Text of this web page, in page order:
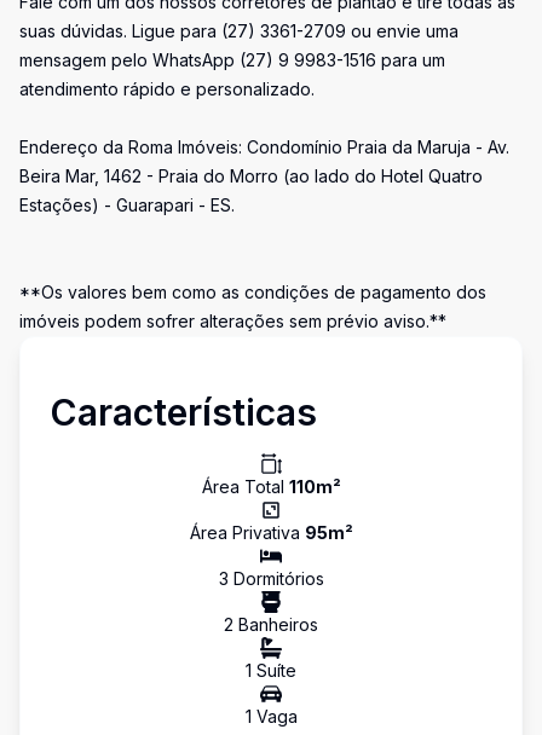
suas dúvidas. Ligue para (27) 3361-2709 ou envie uma
mensagem pelo WhatsApp (27) 9 9983-1516 para um
atendimento rápido e personalizado.
Endereço da Roma Imóveis: Condomínio Praia da Maruja - Av.
Beira Mar, 1462 - Praia do Morro (ao lado do Hotel Quatro
Estações) - Guarapari - ES.
**Os valores bem como as condições de pagamento dos
imóveis podem sofrer alterações sem prévio aviso.**
Características
Área Total 110m²
Área Privativa 95m²
3 Dormitórios
2 Banheiros
1 Suíte
1 Vaga